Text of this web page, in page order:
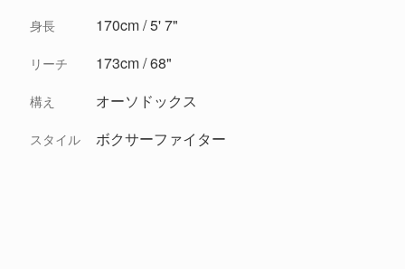
身長 170cm / 5' 7"
リーチ 173cm / 68"
構え オーソドックス
スタイル ボクサーファイター